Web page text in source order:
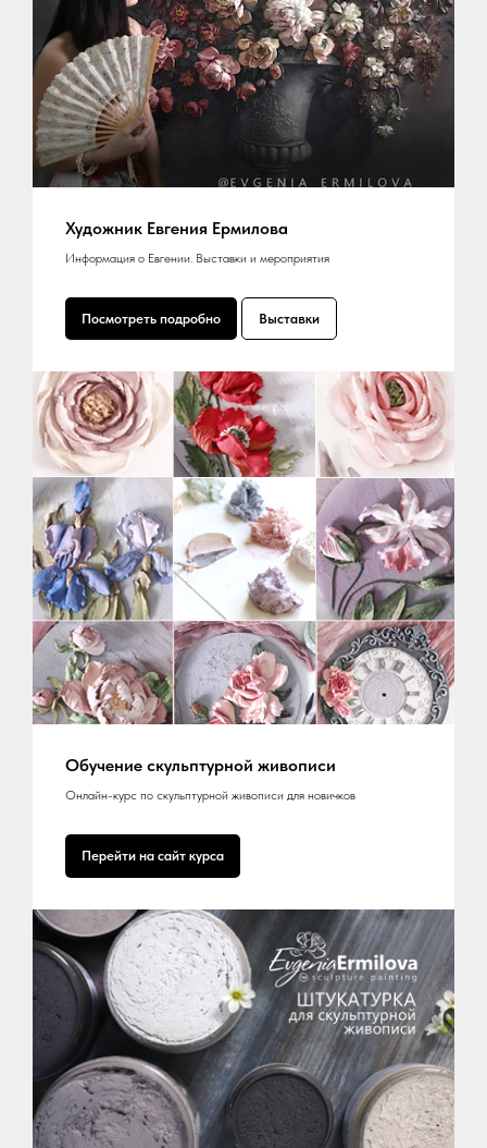
Художник Евгения Ермилова
Информация о Евгении. Выставки и мероприятия
Посмотреть подробно Выставки
Обучение скульптурной живописи
Онлайн-курс по скульптурной живописи для новичков
Перейти на сайт курса